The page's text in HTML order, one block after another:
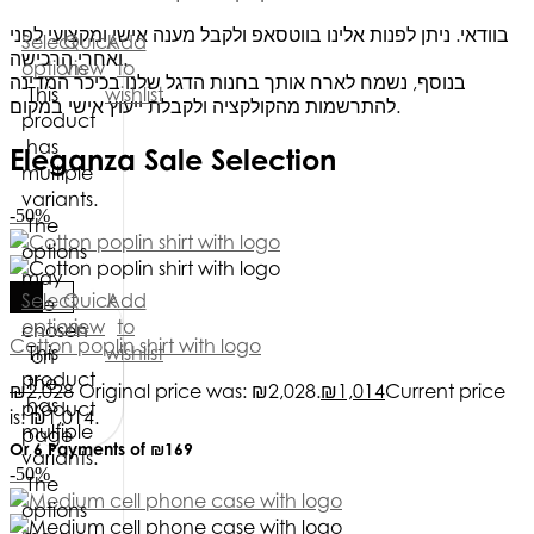
בוודאי. ניתן לפנות אלינו בווטסאפ ולקבל מענה אישי ומקצועי לפני
ואחרי הרכישה.
בנוסף, נשמח לארח אותך בחנות הדגל שלנו בכיכר המדינה
להתרשמות מהקולקציה ולקבלת ייעוץ אישי במקום.
Eleganza Sale Selection
-50%
Select
options
This
product
has
multiple
variants.
The
options
may
be
chosen
on
the
product
page
Quick
view
Add
to
wishlist
Cotton poplin shirt with logo
₪2,028 Original price was: ₪2,028.₪1,014Current price
is: ₪1,014.
Or 6 Payments of ₪169
-50%
Select
options
This
product
has
multiple
variants.
The
options
Quick
view
Add
to
wishlist